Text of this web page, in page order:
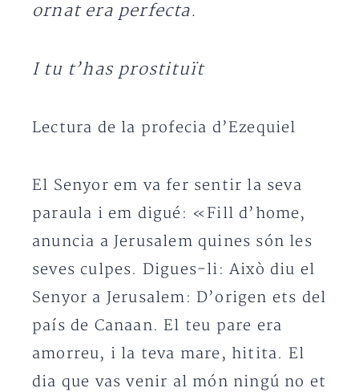
ornat era perfecta.
I tu t’has prostituït
Lectura de la profecia d’Ezequiel
El Senyor em va fer sentir la seva
paraula i em digué: «Fill d’home,
anuncia a Jerusalem quines són les
seves culpes. Digues-li: Això diu el
Senyor a Jerusalem: D’origen ets del
país de Canaan. El teu pare era
amorreu, i la teva mare, hitita. El
dia que vas venir al món ningú no et